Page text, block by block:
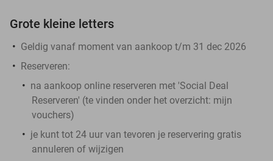
Grote kleine letters
Geldig vanaf moment van aankoop t/m 31 dec 2026
Reserveren:
na aankoop online reserveren met 'Social Deal
Reserveren' (te vinden onder het overzicht: mijn
vouchers)
je kunt tot 24 uur van tevoren je reservering gratis
annuleren of wijzigen